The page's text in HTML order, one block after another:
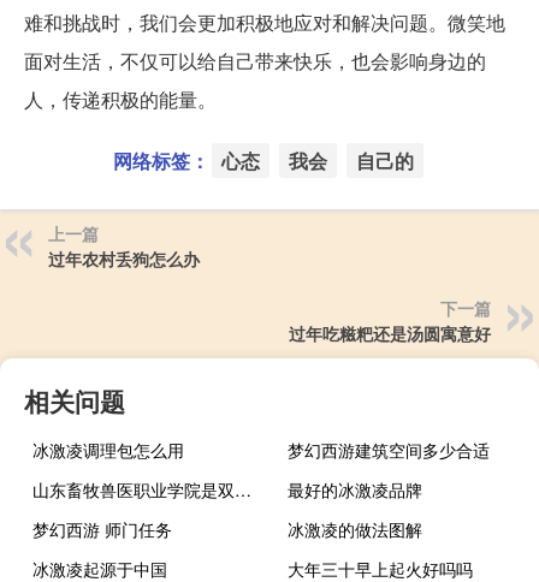
难和挑战时，我们会更加积极地应对和解决问题。微笑地
面对生活，不仅可以给自己带来快乐，也会影响身边的
人，传递积极的能量。
网络标签： 心态 我会 自己的
上一篇
过年农村丢狗怎么办
下一篇
过年吃糍粑还是汤圆寓意好
相关问题
冰激凌调理包怎么用
梦幻西游建筑空间多少合适
山东畜牧兽医职业学院是双高吗
最好的冰激凌品牌
梦幻西游 师门任务
冰激凌的做法图解
冰激凌起源于中国
大年三十早上起火好吗吗